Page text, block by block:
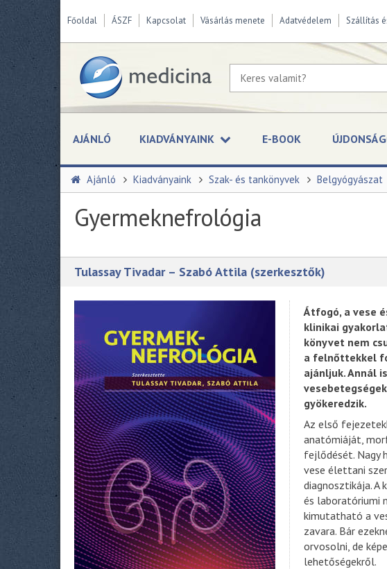
Főoldal ÁSZF Kapcsolat Vásárlás menete Adatvédelem Szállítás
AJÁNLÓ KIADVÁNYAINK E-BOOK
Ajánló Kiadványaink Szak- és tankönyvek Belgyógyászat
Gyermeknefrológia
Tulassay Tivadar – Szabó Attila (szerkesztők)
Átfogó, a vese
klinikai
könyvet nem
a felnőttekkel
ajánljuk. Annál
gyökeredzik.
Az első
anatómiáját,
fejlődését. Nagy
vese élettani
diagnosztikája. A
és laboratóriumi
kimutatható a
zavara. Bár
orvosolni, de
lehetőségekről.